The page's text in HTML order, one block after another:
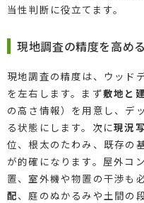
当性判断に役立てます。
現地調査の精度を高め
現地調査の精度は、ウッド
を左右します。まず敷地と
の高さ情報）を用意し、デ
る状態にします。次に現況
位、根太のたわみ、既存の
が的確になります。屋外コ
置、室外機や物置の干渉も
配、庭のぬかるみや土間の